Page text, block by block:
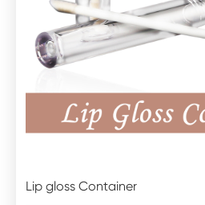
Lip gloss Container